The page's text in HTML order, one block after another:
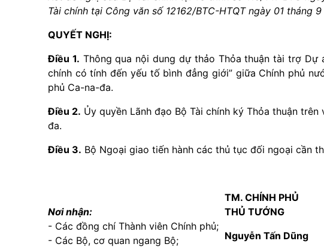
Tài chính tại Công văn số 12162/BTC-HTQT ngày 01 tháng 9
QUYẾT NGHỊ:
Điều 1. Thông qua nội dung dự thảo Thỏa thuận tài trợ Dự
chính có tính đến yếu tố bình đẳng giới” giữa Chính phủ
phủ Ca-na-đa.
Điều 2. Ủy quyền Lãnh đạo Bộ Tài chính ký Thỏa thuận
đa.
Điều 3. Bộ Ngoại giao tiến hành các thủ tục đối ngoại cần
Nơi nhận:
- Các đồng chí Thành viên Chính phủ;
- Các Bộ, cơ quan ngang Bộ;
TM. CHÍNH PHỦ
THỦ TƯỚNG
Nguyễn Tấn Dũng